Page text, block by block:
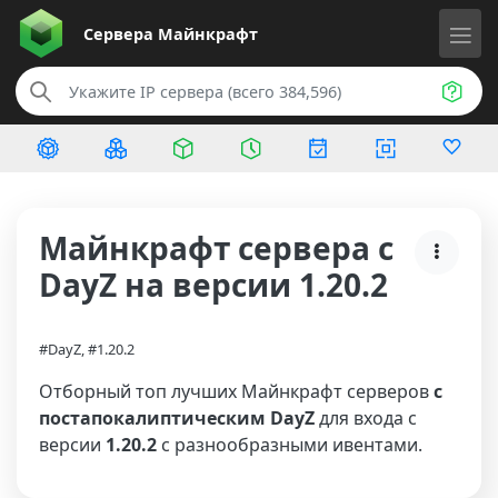
Сервера Майнкрафт
Майнкрафт сервера с
DayZ на версии 1.20.2
#DayZ, #1.20.2
Отборный топ лучших Майнкрафт серверовс
постапокалиптическим DayZдля входа с
версии 1.20.2 с разнообразными ивентами.